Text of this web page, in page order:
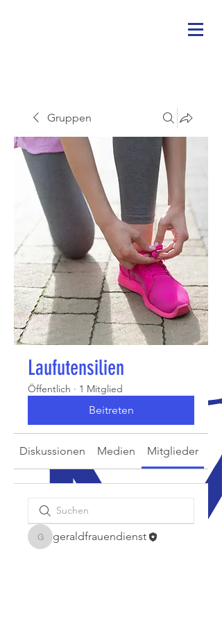
Gruppen
Laufutensilien
Öffentlich · 1 Mitglied
Beitreten
Diskussionen Medien Mitglieder
geraldfrauendienst
geraldfrauendienst